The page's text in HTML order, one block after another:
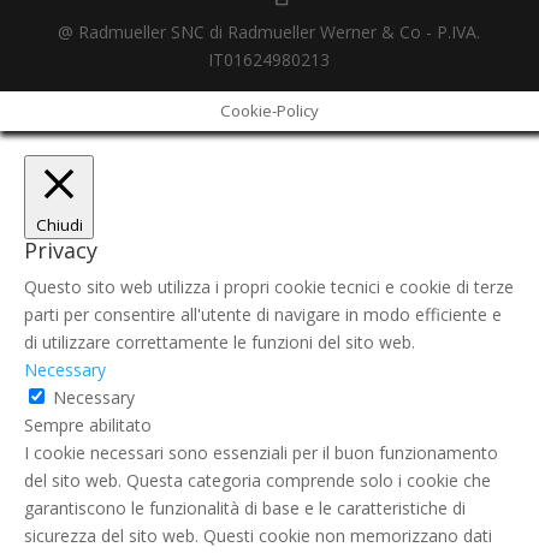
@ Radmueller SNC di Radmueller Werner & Co - P.IVA.
IT01624980213
Cookie-Policy
Chiudi
Privacy
Questo sito web utilizza i propri cookie tecnici e cookie di terze
parti per consentire all'utente di navigare in modo efficiente e
di utilizzare correttamente le funzioni del sito web.
Necessary
Necessary
Sempre abilitato
I cookie necessari sono essenziali per il buon funzionamento
del sito web. Questa categoria comprende solo i cookie che
garantiscono le funzionalità di base e le caratteristiche di
sicurezza del sito web. Questi cookie non memorizzano dati